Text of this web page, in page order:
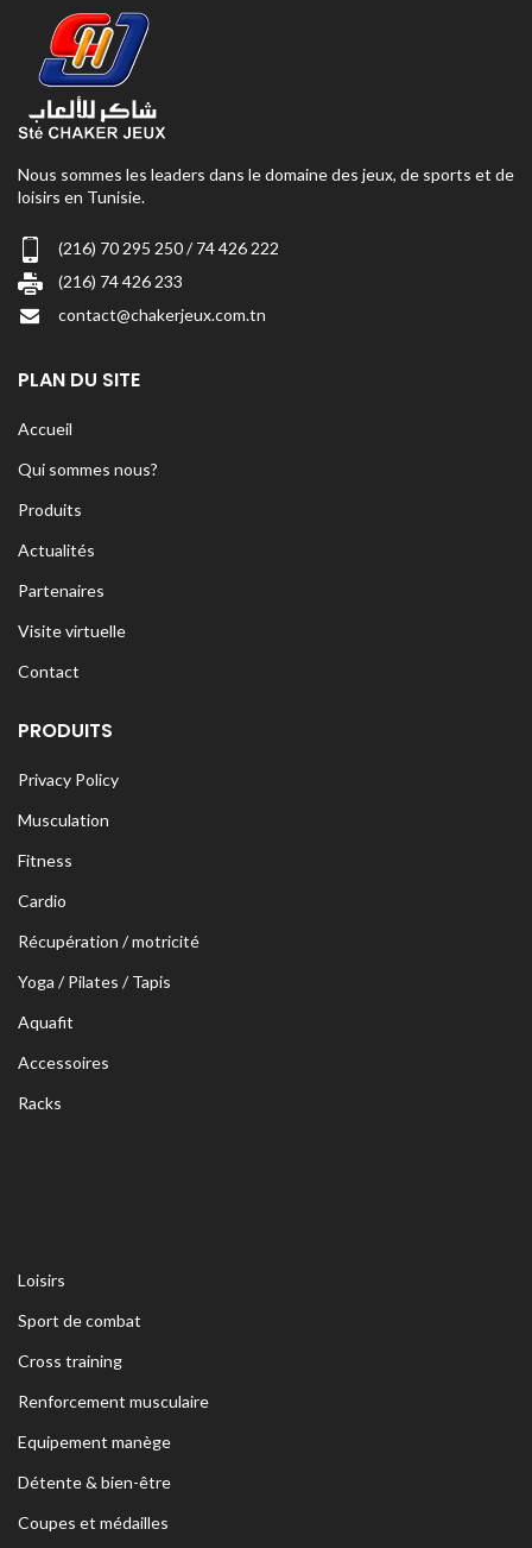
Nous sommes les leaders dans le domaine des jeux, de sports et de
loisirs en Tunisie.
(216) 70 295 250 / 74 426 222
(216) 74 426 233
contact@chakerjeux.com.tn
PLAN DU SITE
Accueil
Qui sommes nous?
Produits
Actualités
Partenaires
Visite virtuelle
Contact
PRODUITS
Privacy Policy
Musculation
Fitness
Cardio
Récupération / motricité
Yoga / Pilates / Tapis
Aquafit
Accessoires
Racks
Loisirs
Sport de combat
Cross training
Renforcement musculaire
Equipement manège
Détente & bien-être
Coupes et médailles